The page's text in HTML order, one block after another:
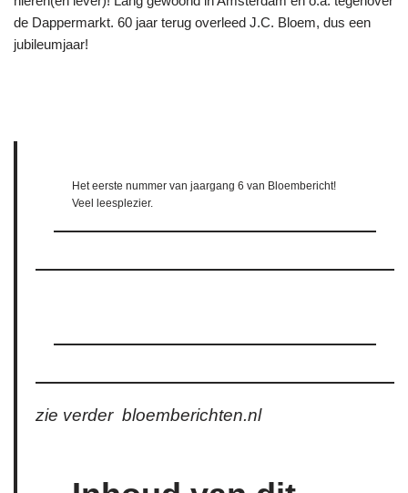
de Dappermarkt. 60 jaar terug overleed J.C. Bloem, dus een
jubileumjaar!
Het eerste nummer van jaargang 6 van Bloembericht!
Veel leesplezier.
zie verder bloemberichten.nl